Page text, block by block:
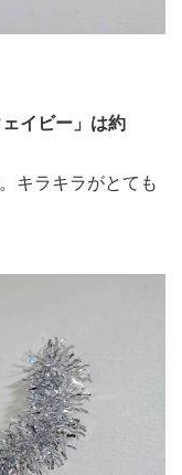
イビー」は約
キラキラがとても